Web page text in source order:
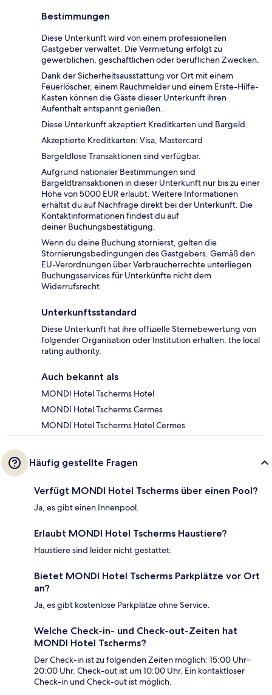
Bestimmungen
Diese Unterkunft wird von einem professionellen
Gastgeber verwaltet. Die Vermietung erfolgt zu
gewerblichen, geschäftlichen oder beruflichen Zwecken.
Dank der Sicherheitsausstattung vor Ort mit einem
Feuerlöscher, einem Rauchmelder und einem Erste-Hilfe-
Kasten können die Gäste dieser Unterkunft ihren
Aufenthalt entspannt genießen.
Diese Unterkunft akzeptiert Kreditkarten und Bargeld.
Akzeptierte Kreditkarten: Visa, Mastercard
Bargeldlose Transaktionen sind verfügbar.
Aufgrund nationaler Bestimmungen sind
Bargeldtransaktionen in dieser Unterkunft nur bis zu einer
Höhe von 5000 EUR erlaubt. Weitere Informationen
erhältst du auf Nachfrage direkt bei der Unterkunft. Die
Kontaktinformationen findest du auf
deiner Buchungsbestätigung.
Wenn du deine Buchung stornierst, gelten die
Stornierungsbedingungen des Gastgebers. Gemäß den
EU-Verordnungen über Verbraucherrechte unterliegen
Buchungsservices für Unterkünfte nicht dem
Widerrufsrecht.
Unterkunftsstandard
Diese Unterkunft hat ihre offizielle Sternebewertung von
folgender Organisation oder Institution erhalten: the local
rating authority.
Auch bekannt als
MONDI Hotel Tscherms Hotel
MONDI Hotel Tscherms Cermes
MONDI Hotel Tscherms Hotel Cermes
Häufig gestellte Fragen
Verfügt MONDI Hotel Tscherms über einen Pool?
Ja, es gibt einen Innenpool.
Erlaubt MONDI Hotel Tscherms Haustiere?
Haustiere sind leider nicht gestattet.
Bietet MONDI Hotel Tscherms Parkplätze vor Ort
an?
Ja, es gibt kostenlose Parkplätze ohne Service.
Welche Check-in- und Check-out-Zeiten hat
MONDI Hotel Tscherms?
Der Check-in ist zu folgenden Zeiten möglich: 15:00 Uhr–
20:00 Uhr. Check-out ist um 10:00 Uhr. Ein kontaktloser
Check-in und Check-out ist möglich.